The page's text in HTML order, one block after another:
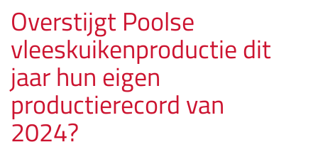
Overstijgt Poolse
vleeskuikenproductie dit
jaar hun eigen
productierecord van
2024?